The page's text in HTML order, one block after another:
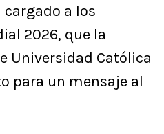
cargado a los
2026, que la
Universidad Católica
para un mensaje al